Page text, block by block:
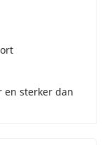
en sterker dan